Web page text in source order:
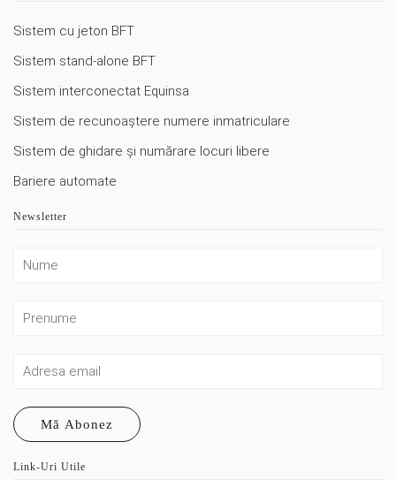
Sistem cu jeton BFT
Sistem stand-alone BFT
Sistem interconectat Equinsa
Sistem de recunoaștere numere inmatriculare
Sistem de ghidare și numărare locuri libere
Bariere automate
Newsletter
Mă Abonez
Link-Uri Utile